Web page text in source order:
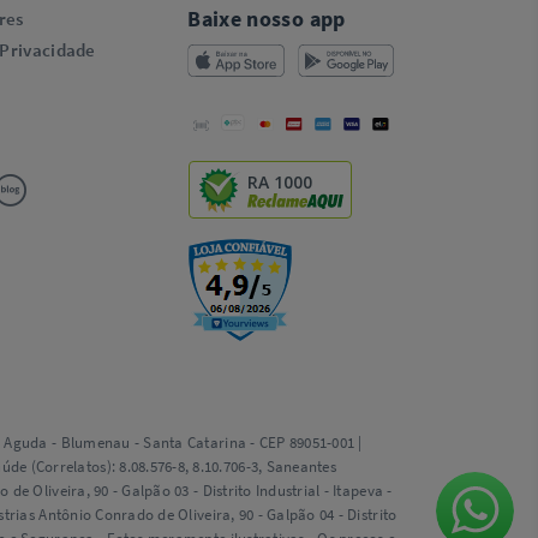
Baixe nosso app
RA 1000
- Blumenau - Santa Catarina - CEP 89051-001 |
(Correlatos): 8.08.576-8, 8.10.706-3, Saneantes
de Oliveira, 90 - Galpão 03 - Distrito Industrial - Itapeva -
Antônio Conrado de Oliveira, 90 - Galpão 04 - Distrito